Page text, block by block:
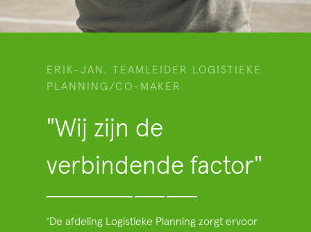
ERIK-JAN, TEAMLEIDER LOGISTIEKE
PLANNING/CO-MAKER
"Wij zijn de
verbindende factor"
‘De afdeling Logistieke Planning zorgt ervoor